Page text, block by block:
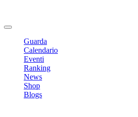
Guarda
Calendario
Eventi
Ranking
News
Shop
Blogs